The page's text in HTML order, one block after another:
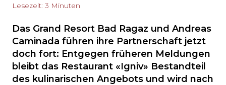
Lesezeit: 3 Minuten
Das Grand Resort Bad Ragaz und Andreas
Caminada führen ihre Partnerschaft jetzt
doch fort: Entgegen früheren Meldungen
bleibt das Restaurant «Igniv» Bestandteil
des kulinarischen Angebots und wird nach